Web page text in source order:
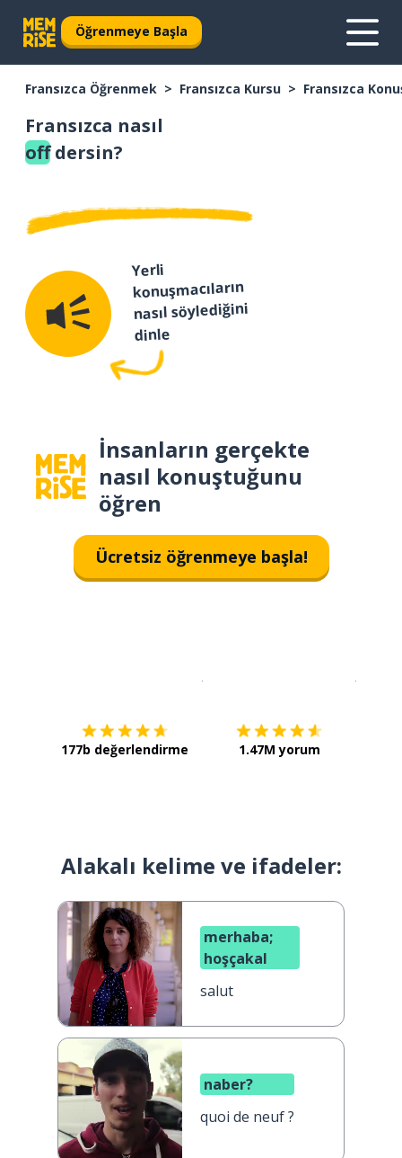
Öğrenmeye Başla
Fransızca Öğrenmek Fransızca Kursu Fransızca
Fransızca nasıl
offdersin?
Yerli
konuşmacıların
nasıl söylediğini
dinle
İnsanların gerçekte
nasıl konuştuğunu
öğren
Ücretsiz öğrenmeye başla!
177b değerlendirme 1.47M yorum
Alakalı kelime ve ifadeler:
merhaba;
hoşçakal
salut
naber?
quoi de neuf ?